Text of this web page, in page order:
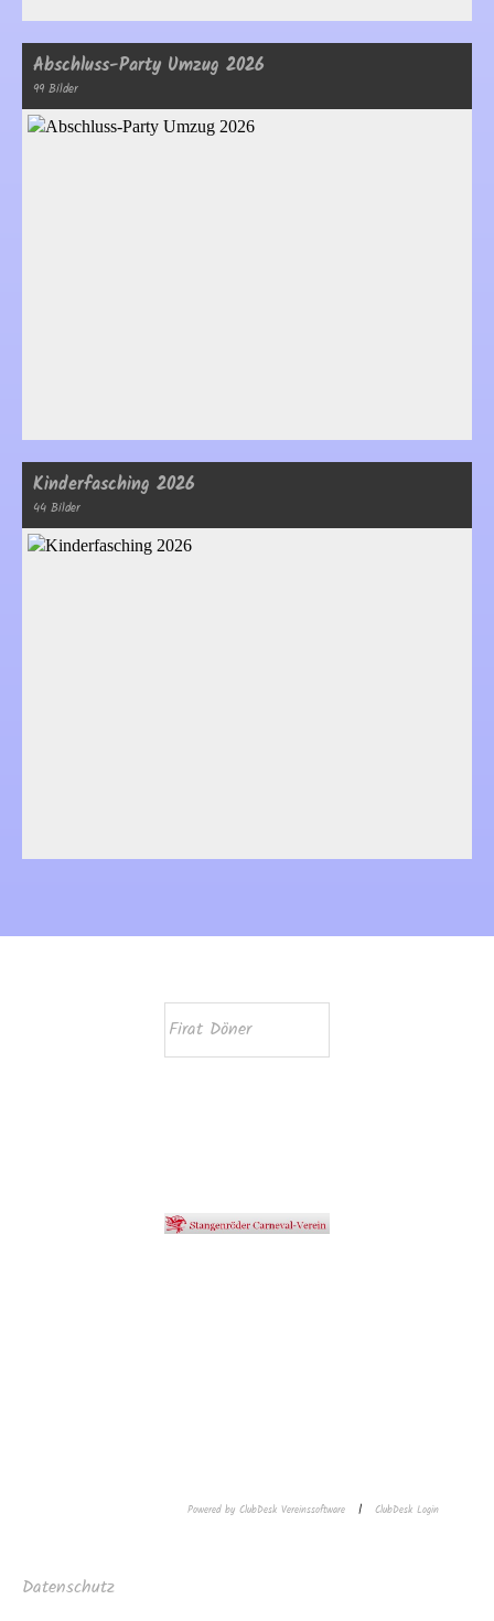
Abschluss-Party Umzug 2026
99 Bilder
Kinderfasching 2026
44 Bilder
Firat Döner
Powered by ClubDesk Vereinssoftware | ClubDesk Login
Datenschutz